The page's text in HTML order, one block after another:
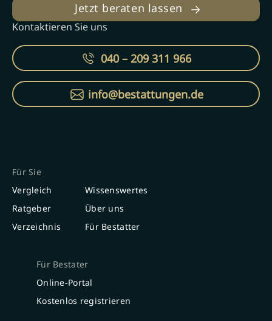
Jetzt beraten lassen
Kontaktieren Sie uns
040 – 209 311 966
info@bestattungen.de
Für Sie
Vergleich
Ratgeber
Verzeichnis
Wissenswertes
Über uns
Für Bestatter
Für Bestater
Online-Portal
Kostenlos registrieren